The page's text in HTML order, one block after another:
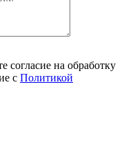
на обработку
с Политикой